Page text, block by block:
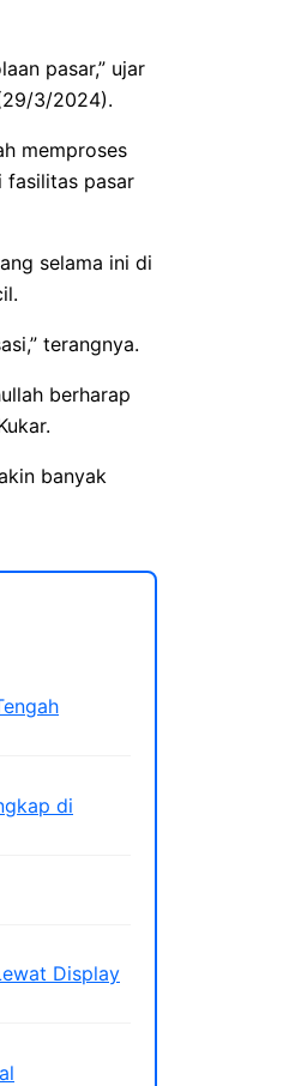
pasar,” ujar
3/2024).
memproses
fasilitas pasar
selama ini di
terangnya.
berharap
banyak
di
Display